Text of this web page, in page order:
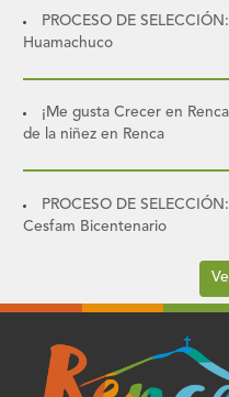
PROCESO DE
Huamachuco
¡Me gusta Crecer en
de la niñez en Renca
PROCESO DE
Cesfam Bicentenario